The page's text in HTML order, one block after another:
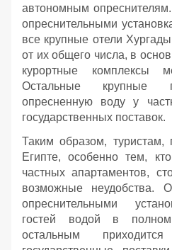
автономным
опреснительными
все крупные отели
от их общего числа, в
курортные комплексы
Остальные крупные
опресненную воду у
государственных поставок.
Таким образом,
Египте, особенно тем,
частных апартаментов,
возможные неудобства.
опреснительными
гостей водой в
остальным